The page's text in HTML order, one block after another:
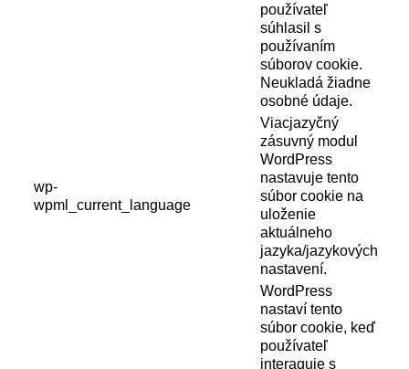
používateľ
súhlasil s
používaním
súborov cookie.
Neukladá žiadne
osobné údaje.
wp-
wpml_current_language
Viacjazyčný
zásuvný modul
WordPress
nastavuje tento
súbor cookie na
uloženie
aktuálneho
jazyka/jazykových
nastavení.
WordPress
nastaví tento
súbor cookie, keď
používateľ
interaguje s